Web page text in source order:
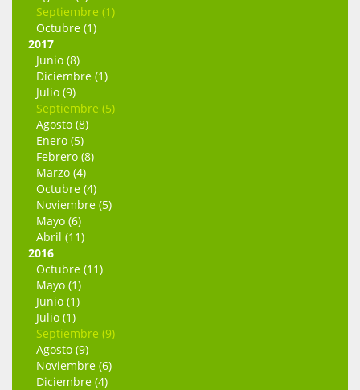
Septiembre (1)
Octubre (1)
2017
Junio (8)
Diciembre (1)
Julio (9)
Septiembre (5)
Agosto (8)
Enero (5)
Febrero (8)
Marzo (4)
Octubre (4)
Noviembre (5)
Mayo (6)
Abril (11)
2016
Octubre (11)
Mayo (1)
Junio (1)
Julio (1)
Septiembre (9)
Agosto (9)
Noviembre (6)
Diciembre (4)